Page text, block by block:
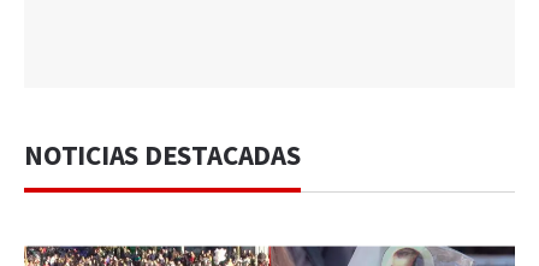
NOTICIAS DESTACADAS